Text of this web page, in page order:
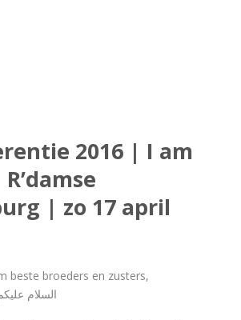
2016 | I am
| zo 17 april
beste broeders en zusters,
السلام